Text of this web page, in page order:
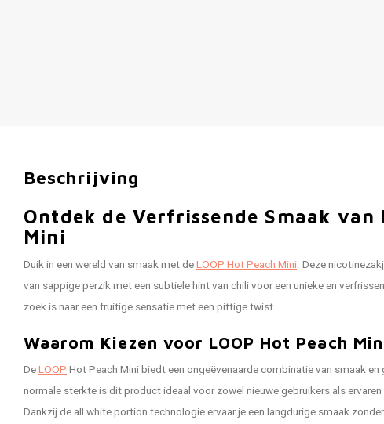
Beschrijving
Ontdek de Verfrissende Smaak van
Mini
Duik in een wereld van smaak met deLOOP Hot Peach Mini. Deze
van sappige perzik met een subtiele hint van chili voor een unieke en
zoek is naar een fruitige sensatie met een pittige twist.
Waarom Kiezen voor LOOP Hot Peach
DeLOOPHot Peach Mini biedt een ongeëvenaarde combinatie van smaak
normale sterkte is dit product ideaal voor zowel nieuwe gebruikers als
Dankzij de all white portion technologie ervaar je een langdurige smaak